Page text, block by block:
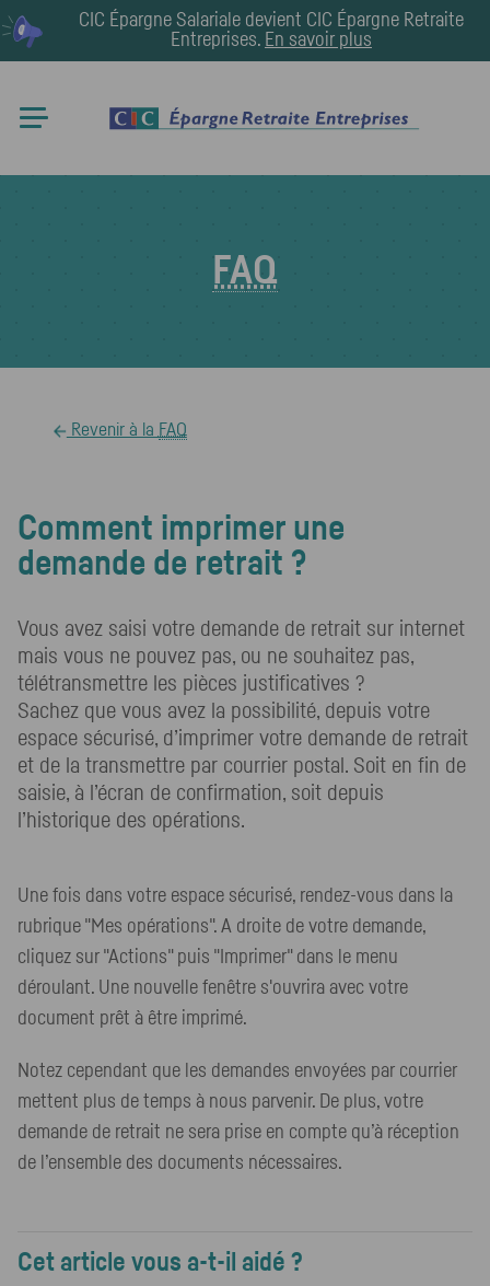
CIC Épargne Salariale devient CIC Épargne Retraite
Entreprises. En savoir plus
FAQ
Revenir à la FAQ
Comment imprimer une
demande de retrait ?
Vous avez saisi votre demande de retrait sur internet
mais vous ne pouvez pas, ou ne souhaitez pas,
télétransmettre les pièces justificatives ?
Sachez que vous avez la possibilité, depuis votre
espace sécurisé, d’imprimer votre demande de retrait
et de la transmettre par courrier postal. Soit en fin de
saisie, à l’écran de confirmation, soit depuis
l’historique des opérations.
Une fois dans votre espace sécurisé, rendez-vous dans la
rubrique "Mes opérations". A droite de votre demande,
cliquez sur "Actions" puis "Imprimer" dans le menu
déroulant. Une nouvelle fenêtre s'ouvrira avec votre
document prêt à être imprimé.
Notez cependant que les demandes envoyées par courrier
mettent plus de temps à nous parvenir. De plus, votre
demande de retrait ne sera prise en compte qu’à réception
de l’ensemble des documents nécessaires.
Cet article vous a-t-il aidé ?